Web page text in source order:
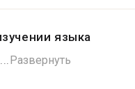
языка
Развернуть